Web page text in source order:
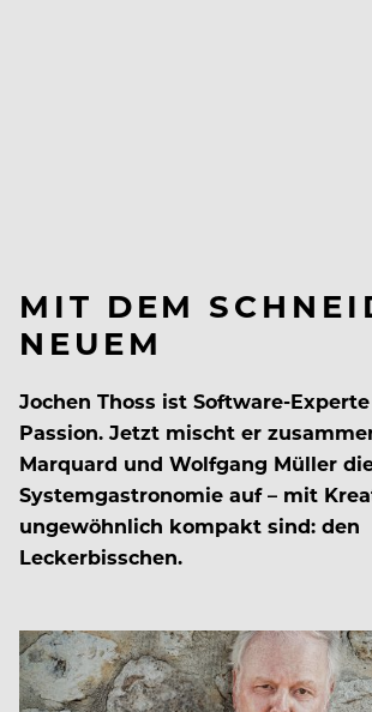
MIT DEM
NEUEM
Jochen Thoss ist Software-
Passion. Jetzt mischt er
Marquard und Wolfgang Müller
Systemgastronomie auf – mit
ungewöhnlich kompakt sind: den
Leckerbisschen.